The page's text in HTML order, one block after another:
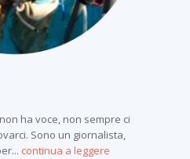
ha voce, non sempre ci
Sono un giornalista,
continua a leggere